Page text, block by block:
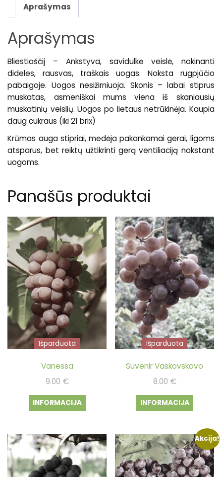
Aprašymas
Aprašymas
Bliestiaščij – Ankstyva, savidulkė veislė, nokinanti
dideles, rausvas, traškais uogas. Noksta rugpjūčio
pabaigoje. Uogos nesižirniuoja. Skonis – labai stiprus
muskatas, asmeniškai mums viena iš skaniausių
muskatinių veislių. Uogos po lietaus netrūkinėja. Kaupia
daug cukraus (iki 21 brix)
Krūmas auga stipriai, medėja pakankamai gerai, ligoms
atsparus, bet reiktų užtikrinti gerą ventiliaciją nokstant
uogoms.
Panašūs produktai
Išparduota
Vanessa
9.00 €
INFORMACIJA
Išparduota
Suvenir Vaskovskovo
8.00 €
INFORMACIJA
Akcija!